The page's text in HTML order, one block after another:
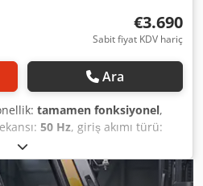
€3.690
Sabit fiyat KDV hariç
Ara
tamamen fonksiyonel,
50 Hz, giriş akımı türü:
eğim ayarı:45 °, yükseklik
dişli deliği:30 mm
, tahrik tipi: